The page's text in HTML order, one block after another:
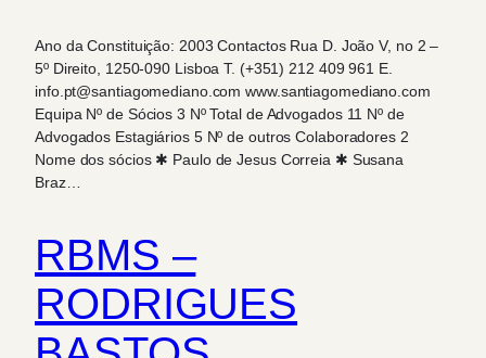
Ano da Constituição: 2003 Contactos Rua D. João V, no 2 –
5º Direito, 1250-090 Lisboa T. (+351) 212 409 961 E.
info.pt@santiagomediano.com www.santiagomediano.com
Equipa Nº de Sócios 3 Nº Total de Advogados 11 Nº de
Advogados Estagiários 5 Nº de outros Colaboradores 2
Nome dos sócios ✱ Paulo de Jesus Correia ✱ Susana
Braz…
RBMS –
RODRIGUES